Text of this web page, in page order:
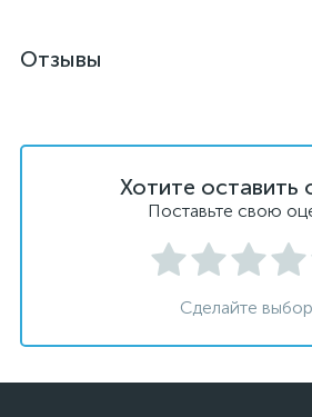
Отзывы
Хотите оставить
Поставьте свою
Сделайте